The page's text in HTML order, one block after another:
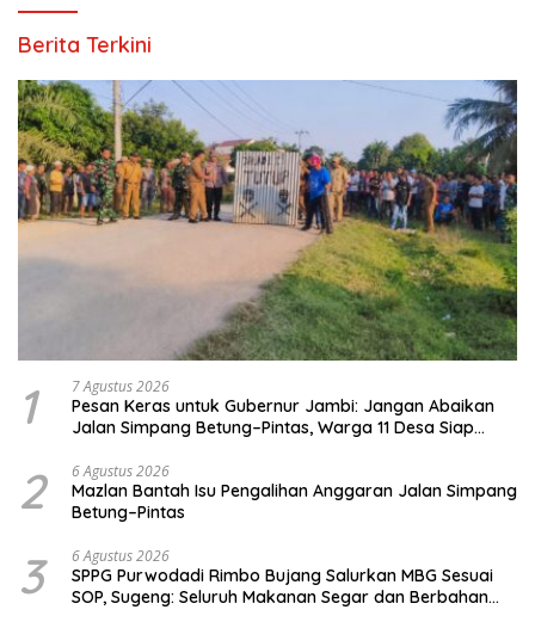
Berita Terkini
1 7 Agustus 2026
Pesan Keras untuk Gubernur Jambi: Jangan Abaikan
Jalan Simpang Betung–Pintas, Warga 11 Desa Siap
2 6 Agustus 2026
Mazlan Bantah Isu Pengalihan Anggaran Jalan Simpang
Betung–Pintas
3 6 Agustus 2026
SPPG Purwodadi Rimbo Bujang Salurkan MBG Sesuai
SOP, Sugeng: Seluruh Makanan Segar dan Berbahan